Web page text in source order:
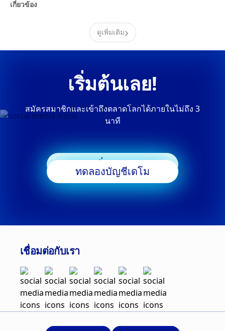
เกี่ยวข้อง
ดูเพิ่มเติม›
เริ่มต้นเลย!
สมัครสมาชิกและเข้าถึงตลาดโลกได้ภายในไม่ถึง 3
นาที
เริ่มเทรด
ทดลองบัญชีเดโม
เชื่อมต่อกับเรา